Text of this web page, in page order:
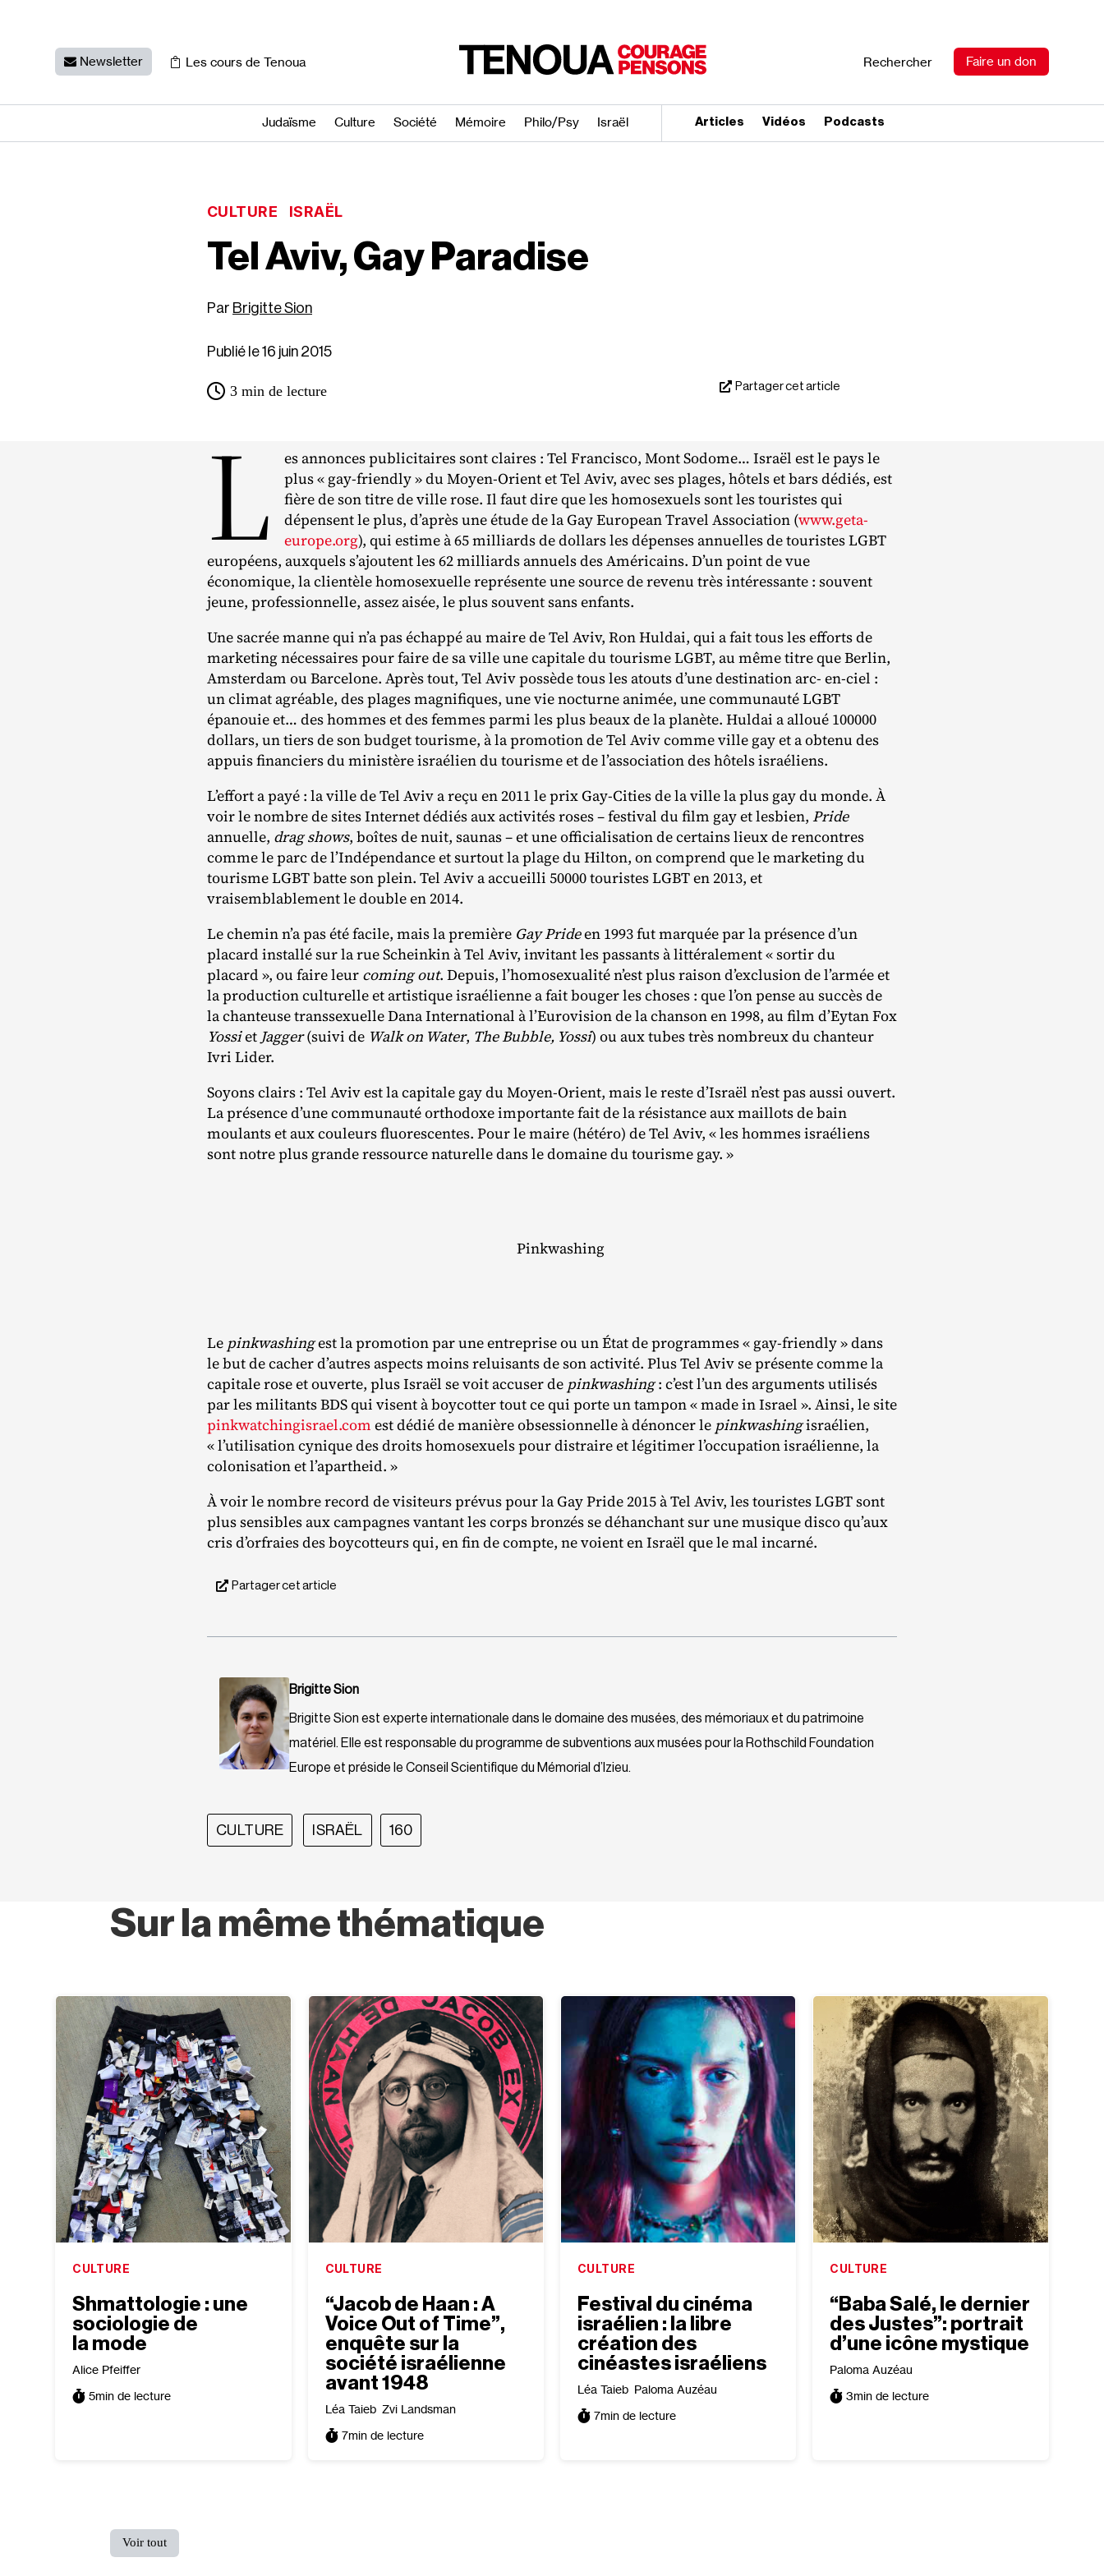
Newsletter Les cours de Tenoua Rechercher Faire un don
Judaïsme Culture Société Mémoire Philo/​Psy Israël Articles Vidéos Podcasts
CULTURE ISRAËL
Tel Aviv, Gay Paradise
Brigitte Sion
Publié le 16 juin 2015
3 min de lecture Partager cet article
L
es annonces publicitaires sont claires : Tel Francisco, Mont Sodome… Israël est le pays le
plus « gay‐​friendly » du Moyen‐​Orient et Tel Aviv, avec ses plages, hôtels et bars dédiés, est
fière de son titre de ville rose. Il faut dire que les homosexuels sont les touristes qui
dépensent le plus, d’après une étude de la Gay European Travel Association (www.geta-
europe.org), qui estime à 65 milliards de dollars les dépenses annuelles de touristes LGBT
européens, auxquels s’ajoutent les 62 milliards annuels des Américains. D’un point de vue
économique, la clientèle homosexuelle représente une source de revenu très intéressante : souvent
jeune, professionnelle, assez aisée, le plus souvent sans enfants.
Une sacrée manne qui n’a pas échappé au maire de Tel Aviv, Ron Huldai, qui a fait tous les efforts de
marketing nécessaires pour faire de sa ville une capitale du tourisme LGBT, au même titre que Berlin,
Amsterdam ou Barcelone. Après tout, Tel Aviv possède tous les atouts d’une destination arc‐ en‐​ciel :
un climat agréable, des plages magnifiques, une vie nocturne animée, une communauté LGBT
épanouie et… des hommes et des femmes parmi les plus beaux de la planète. Huldai a alloué 100000
dollars, un tiers de son budget tourisme, à la promotion de Tel Aviv comme ville gay et a obtenu des
appuis financiers du ministère israélien du tourisme et de l’association des hôtels israéliens.
L’effort a payé : la ville de Tel Aviv a reçu en 2011 le prix Gay‐​Cities de la ville la plus gay du monde. À
voir le nombre de sites Internet dédiés aux activités roses – festival du film gay et lesbien, Pride
annuelle, drag shows, boîtes de nuit, saunas – et une officialisation de certains lieux de rencontres
comme le parc de l’Indépendance et surtout la plage du Hilton, on comprend que le marketing du
tourisme LGBT batte son plein. Tel Aviv a accueilli 50000 touristes LGBT en 2013, et
vraisemblablement le double en 2014.
Le chemin n’a pas été facile, mais la première Gay Prideen 1993 fut marquée par la présence d’un
placard installé sur la rue Scheinkin à Tel Aviv, invitant les passants à littéralement « sortir du
placard », ou faire leur coming out. Depuis, l’homosexualité n’est plus raison d’exclusion de l’armée et
la production culturelle et artistique israélienne a fait bouger les choses : que l’on pense au succès de
la chanteuse transsexuelle Dana International à l’Eurovision de la chanson en 1998, au film d’Eytan Fox
YossietJagger(suivi de Walk on Water, The Bubble, Yossi) ou aux tubes très nombreux du chanteur
Ivri Lider.
Soyons clairs : Tel Aviv est la capitale gay du Moyen‐​Orient, mais le reste d’Israël n’est pas aussi ouvert.
La présence d’une communauté orthodoxe importante fait de la résistance aux maillots de bain
moulants et aux couleurs fluorescentes. Pour le maire (hétéro) de Tel Aviv, « les hommes israéliens
sont notre plus grande ressource naturelle dans le domaine du tourisme gay. »
Pinkwashing
Le pinkwashingest la promotion par une entreprise ou un État de programmes « gay‐​friendly » dans
le but de cacher d’autres aspects moins reluisants de son activité. Plus Tel Aviv se présente comme la
capitale rose et ouverte, plus Israël se voit accuser de pinkwashing: c’est l’un des arguments utilisés
par les militants BDS qui visent à boycotter tout ce qui porte un tampon « made in Israel ». Ainsi, le site
pinkwatchingisrael.com est dédié de manière obsessionnelle à dénoncer le pinkwashingisraélien,
« l’utilisation cynique des droits homosexuels pour distraire et légitimer l’occupation israélienne, la
colonisation et l’apartheid. »
À voir le nombre record de visiteurs prévus pour la Gay Pride 2015 à Tel Aviv, les touristes LGBT sont
plus sensibles aux campagnes vantant les corps bronzés se déhanchant sur une musique disco qu’aux
cris d’orfraies des boycotteurs qui, en fin de compte, ne voient en Israël que le mal incarné.
Partager cet article
Brigitte Sion
Brigitte Sion est experte internationale dans le domaine des musées, des mémoriaux et du patrimoine
matériel. Elle est responsable du programme de subventions aux musées pour la Rothschild Foundation
Europe et préside le Conseil Scientifique du Mémorial d’Izieu.
CULTURE ISRAËL 160
Sur la même thématique
CULTURE
Shmattologie : une
sociologie de
la mode
Alice Pfeiffer
5min de lecture
CULTURE
“Jacob de Haan : A
Voice Out of Time”,
enquête sur la
société israélienne
avant 1948
Léa Taieb Zvi Landsman
7min de lecture
CULTURE
Festival du cinéma
israélien : la libre
création des
cinéastes israéliens
Léa Taieb Paloma Auzéau
7min de lecture
CULTURE
“Baba Salé, le dernier
des Justes”: portrait
d’une icône mystique
Paloma Auzéau
3min de lecture
Voir tout